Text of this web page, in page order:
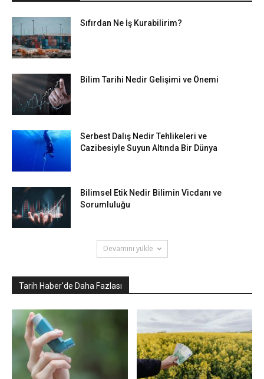
Sıfırdan Ne İş Kurabilirim?
Bilim Tarihi Nedir Gelişimi ve Önemi
Serbest Dalış Nedir Tehlikeleri ve
Cazibesiyle Suyun Altında Bir Dünya
Bilimsel Etik Nedir Bilimin Vicdanı ve
Sorumluluğu
Devamını yükle
Tarih Haber'de Daha Fazlası